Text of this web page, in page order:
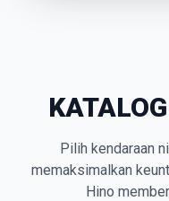
Pilih kendaraan
memaksimalkan
Hino